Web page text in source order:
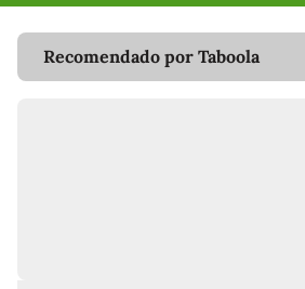
Recomendado por Taboola